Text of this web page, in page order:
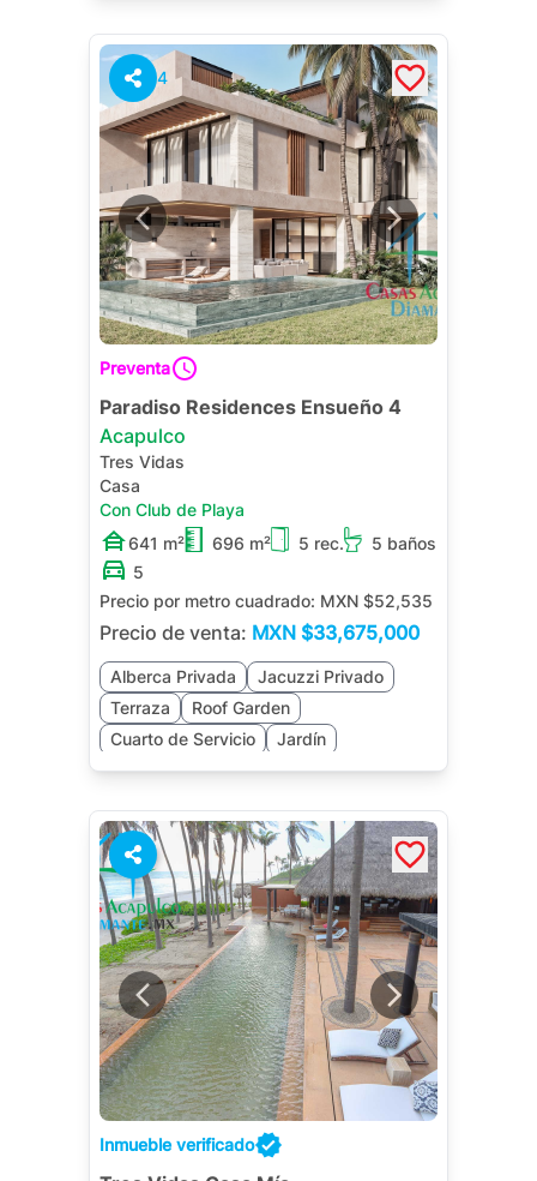
4
Preventa
Paradiso Residences Ensueño 4
Acapulco
Tres Vidas
Casa
Con Club de Playa
641 m²
696 m² 5 rec.
5 baños
5
Precio por metro cuadrado: MXN $52,535
Precio de venta: MXN $33,675,000
Alberca Privada
Jacuzzi Privado
Terraza
Roof Garden
Cuarto de Servicio
Jardín
Inmueble verificado